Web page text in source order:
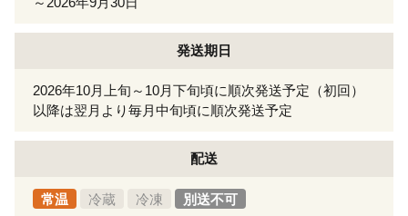
発送期日
2026年10月上旬～10月下旬頃に順次発送予定（初回）
以降は翌月より毎月中旬頃に順次発送予定
配送
常温 冷蔵 冷凍 別送不可